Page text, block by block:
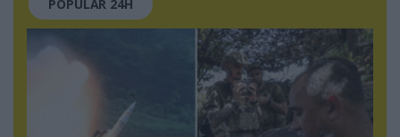
POPULAR 24H